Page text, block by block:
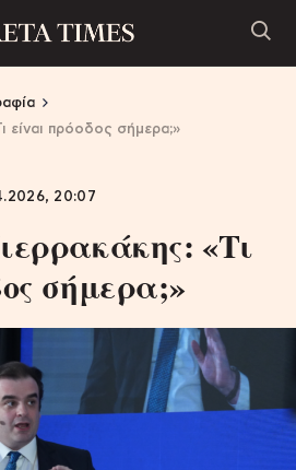
είναι πρόοδος σήμερα;»
20:07
«Τι
σήμερα;»